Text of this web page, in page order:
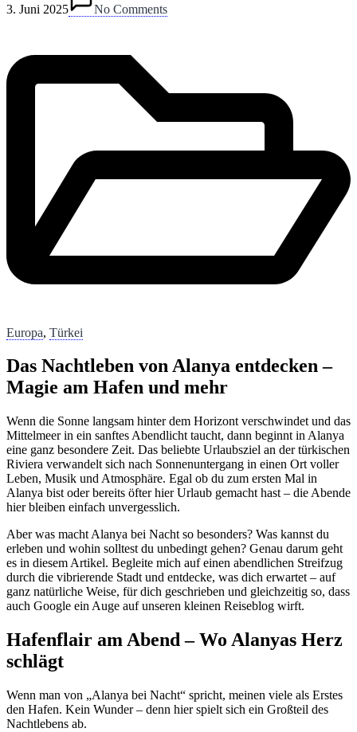
3. Juni 2025 No Commentsin
Europa, Türkei
Das Nachtleben von Alanya entdecken –
Magie am Hafen und mehr
Wenn die Sonne langsam hinter dem Horizont verschwindet und das
Mittelmeer in ein sanftes Abendlicht taucht, dann beginnt in Alanya
eine ganz besondere Zeit. Das beliebte Urlaubsziel an der türkischen
Riviera verwandelt sich nach Sonnenuntergang in einen Ort voller
Leben, Musik und Atmosphäre. Egal ob du zum ersten Mal in
Alanya bist oder bereits öfter hier Urlaub gemacht hast – die Abende
hier bleiben einfach unvergesslich.
Aber was macht Alanya bei Nacht so besonders? Was kannst du
erleben und wohin solltest du unbedingt gehen? Genau darum geht
es in diesem Artikel. Begleite mich auf einen abendlichen Streifzug
durch die vibrierende Stadt und entdecke, was dich erwartet – auf
ganz natürliche Weise, für dich geschrieben und gleichzeitig so, dass
auch Google ein Auge auf unseren kleinen Reiseblog wirft.
Hafenflair am Abend – Wo Alanyas Herz
schlägt
Wenn man von „Alanya bei Nacht“ spricht, meinen viele als Erstes
den Hafen. Kein Wunder – denn hier spielt sich ein Großteil des
Nachtlebens ab.